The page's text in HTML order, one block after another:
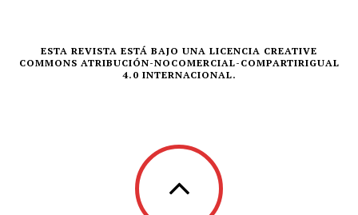
ESTA REVISTA ESTÁ BAJO UNA LICENCIA CREATIVE
COMMONS ATRIBUCIÓN-NOCOMERCIAL-COMPARTIRIGUAL
4.0 INTERNACIONAL.